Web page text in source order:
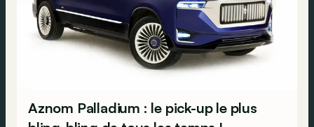
Aznom Palladium : le pick-up le plus